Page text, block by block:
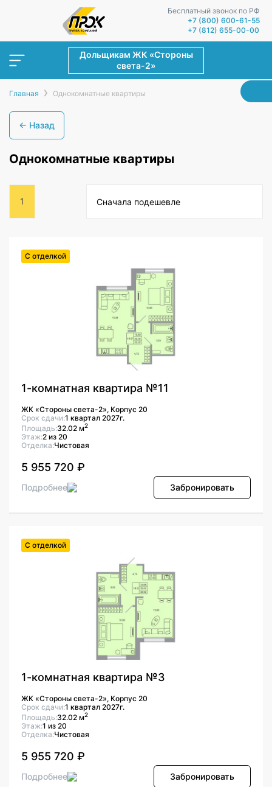
Бесплатный звонок по РФ
+7 (800) 600-61-55
+7 (812) 655-00-00
Дольщикам ЖК «Стороны
света-2»
Главная › Однокомнатные квартиры
← Назад
Однокомнатные квартиры
1 Сначала подешевле
С отделкой
1-комнатная квартира №11
ЖК «Стороны света-2», Корпус 20
Срок сдачи:1 квартал 2027г.
Площадь:32.02 м2
Этаж:2 из 20
Отделка:Чистовая
5 955 720 ₽
Подробнее Забронировать
С отделкой
1-комнатная квартира №3
ЖК «Стороны света-2», Корпус 20
Срок сдачи:1 квартал 2027г.
Площадь:32.02 м2
Этаж:1 из 20
Отделка:Чистовая
5 955 720 ₽
Подробнее Забронировать